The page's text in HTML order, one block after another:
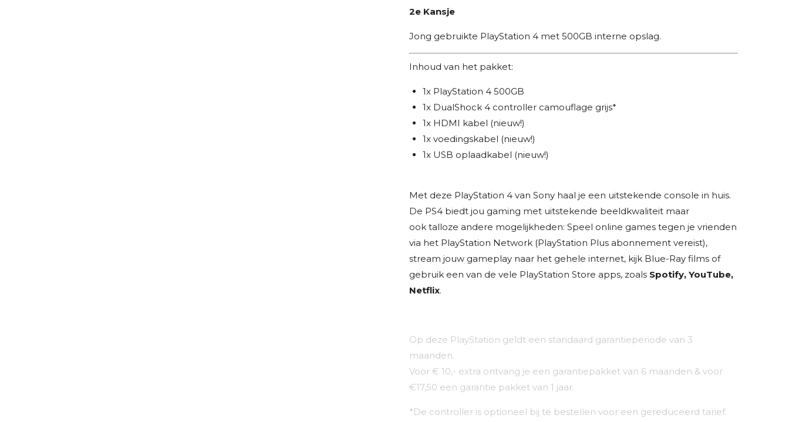
2e Kansje
Jong gebruikte PlayStation 4 met 500GB interne opslag.
Inhoud van het pakket:
1x PlayStation 4 500GB
1x DualShock 4 controller camouflage grijs*
1x HDMI kabel (nieuw!)
1x voedingskabel (nieuw!)
1x USB oplaadkabel (nieuw!)
Met deze PlayStation 4 van Sony haal je een uitstekende console in huis.
De PS4 biedt jou gaming met uitstekende beeldkwaliteit maar
ook talloze andere mogelijkheden: Speel online games tegen je vrienden
via het PlayStation Network (PlayStation Plus abonnement vereist),
stream jouw gameplay naar het gehele internet, kijk Blue-Ray films of
gebruik een van de vele PlayStation Store apps, zoals Spotify, YouTube,
Netflix.
Op deze PlayStation geldt een standaard garantieperiode van 3
maanden.
Voor € 10,- extra ontvang je een garantiepakket van 6 maanden & voor
€17,50 een garantie pakket van 1 jaar.
*De controller is optioneel bij te bestellen voor een gereduceerd tarief.